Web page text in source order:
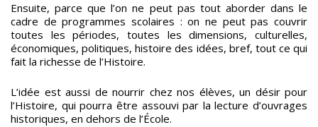
Ensuite, parce que l’on ne peut pas tout aborder dans le
cadre de programmes scolaires : on ne peut pas couvrir
toutes les périodes, toutes les dimensions, culturelles,
économiques, politiques, histoire des idées, bref, tout ce qui
fait la richesse de l’Histoire.
L’idée est aussi de nourrir chez nos élèves, un désir pour
l’Histoire, qui pourra être assouvi par la lecture d’ouvrages
historiques, en dehors de l’École.